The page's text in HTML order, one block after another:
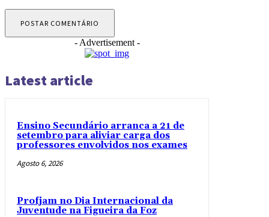
- Advertisement -
Latest article
Ensino Secundário arranca a 21 de
setembro para aliviar carga dos
professores envolvidos nos exames
Agosto 6, 2026
Profjam no Dia Internacional da
Juventude na Figueira da Foz